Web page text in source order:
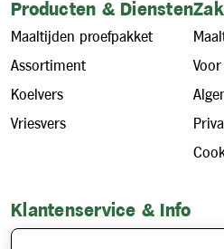
Producten & Diensten
Maaltijden proefpakket
Assortiment
Koelvers
Vriesvers
Klantenservice & Info
Hoe werkt het?